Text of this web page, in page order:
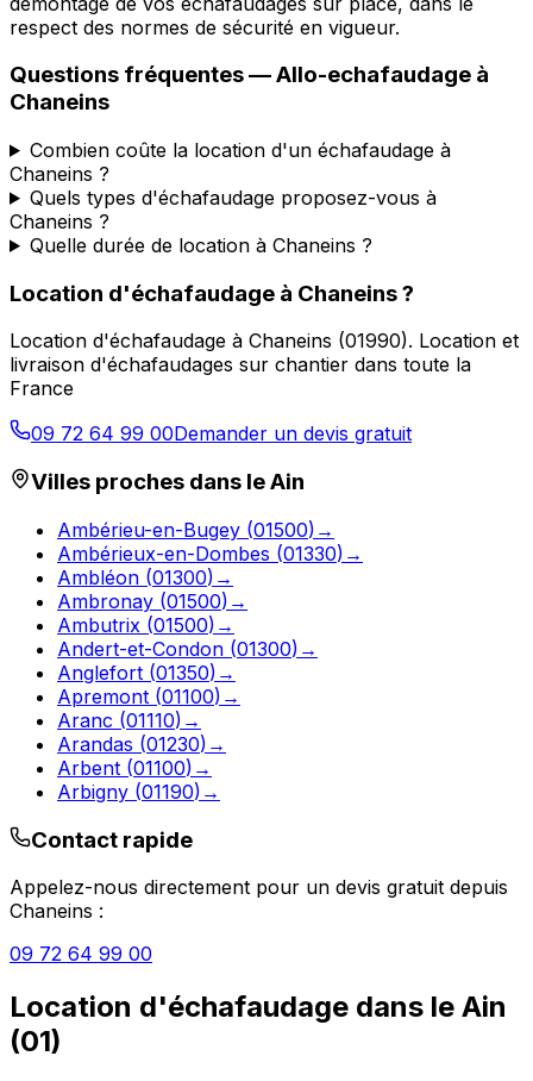
respect des normes de sécurité en vigueur.
Questions fréquentes —Allo-echafaudage à
Chaneins
Combien coûte la location d'un échafaudage à
Chaneins ?
Quels types d'échafaudage proposez-vous à
Chaneins ?
Quelle durée de location à Chaneins ?
Location d'échafaudage à Chaneins?
Location d'échafaudage à Chaneins (01990). Location et
livraison d'échafaudages sur chantier dans toute la
France
09 72 64 99 00Demander un devis gratuit
Villes proches dans leAin
Ambérieu-en-Bugey (01500) →
Ambérieux-en-Dombes (01330) →
Ambléon (01300) →
Ambronay (01500) →
Ambutrix (01500) →
Andert-et-Condon (01300) →
Anglefort (01350) →
Apremont (01100) →
Aranc (01110) →
Arandas (01230) →
Arbent (01100) →
Arbigny (01190) →
Contact rapide
Appelez-nous directement pour un devis gratuit depuis
Chaneins :
09 72 64 99 00
Location d'échafaudage dans le Ain
(01)